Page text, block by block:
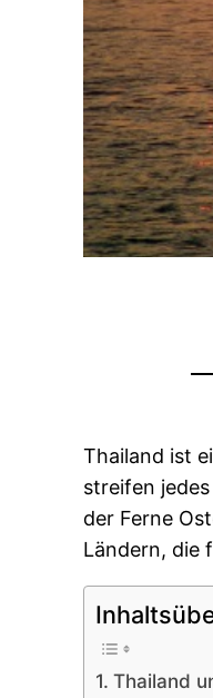
Thailand ist
streifen
der Ferne
Ländern, die
Thailand